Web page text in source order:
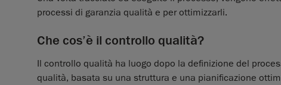
processi di garanzia qualità e per ottimizzarli.
Che cos’è il controllo qualità?
Il controllo qualità ha luogo dopo la definizione del
qualità, basata su una struttura e una pianificazione